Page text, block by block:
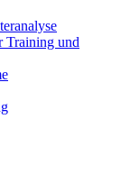
Training und